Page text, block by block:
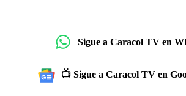
Sigue a Caracol TV en
📺 Sigue a Caracol TV en